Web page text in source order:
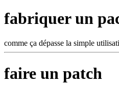
fabriquer un
comme ça dépasse la simple
faire un patch